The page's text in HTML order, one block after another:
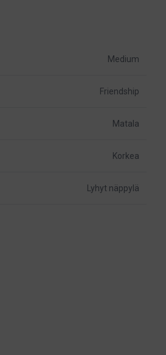
Medium
Friendship
Matala
Korkea
Lyhyt näppylä